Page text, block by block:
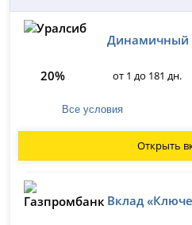
Динамичный
20% от 1 до 181 дн.
Все условия
Открыть
Вклад